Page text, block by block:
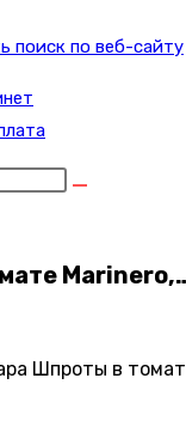
поиск по веб-сайту
Шпроты в